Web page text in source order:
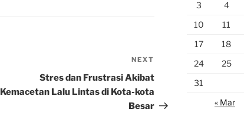
Post
NEXT
Stres dan Frustrasi Akibat
Kemacetan Lalu Lintas di Kota-kota
Besar
3
4
10
11
17
18
24
25
31
« Mar